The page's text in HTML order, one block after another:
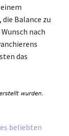
Balance zu
nach
das
beliebten